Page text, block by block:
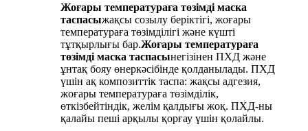
Жоғары температураға төзімді маска
таспасыжақсы созылу беріктігі, жоғары
температураға төзімділігі және күшті
тұтқырлығы бар.Жоғары температураға
төзімді маска таспасынегізінен ПХД және
ұнтақ бояу өнеркәсібінде қолданылады. ПХД
үшін ақ композиттік таспа: жақсы адгезия,
жоғары температураға төзімділік,
өткізбейтіндік, желім қалдығы жоқ. ПХД-ны
қалайы пеші арқылы қорғау үшін қолайлы.